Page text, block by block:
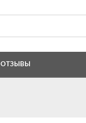
ОТЗЫВЫ